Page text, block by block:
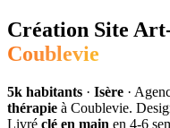
Création Site
Coublevie
5k habitants · Isère ·
thérapie à Coublevie.
Livré clé en main en 4-6